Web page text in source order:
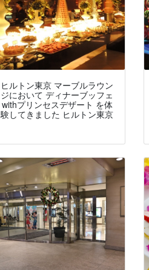
ヒルトン東京 マーブルラウン
ジにおいて ディナーブッフェ
withプリンセスデザート を体
験してきました ヒルトン東京